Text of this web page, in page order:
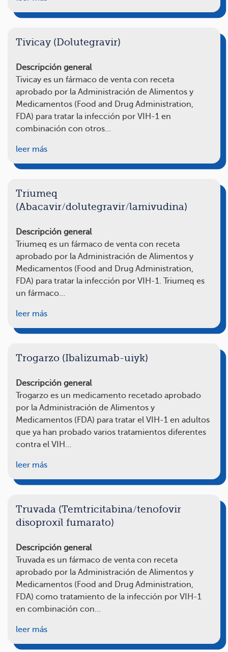
Tivicay (Dolutegravir)
Descripción general
Tivicay es un fármaco de venta con receta
aprobado por la Administración de Alimentos y
Medicamentos (Food and Drug Administration,
FDA) para tratar la infección por VIH-1 en
combinación con otros…
leer más
Triumeq
(Abacavir/dolutegravir/lamivudina)
Descripción general
Triumeq es un fármaco de venta con receta
aprobado por la Administración de Alimentos y
Medicamentos (Food and Drug Administration,
FDA) para tratar la infección por VIH-1. Triumeq es
un fármaco…
leer más
Trogarzo (Ibalizumab-uiyk)
Descripción general
Trogarzo es un medicamento recetado aprobado
por la Administración de Alimentos y
Medicamentos (FDA) para tratar el VIH-1 en adultos
que ya han probado varios tratamientos diferentes
contra el VIH…
leer más
Truvada (Temtricitabina/tenofovir
disoproxil fumarato)
Descripción general
Truvada es un fármaco de venta con receta
aprobado por la Administración de Alimentos y
Medicamentos (Food and Drug Administration,
FDA) como tratamiento de la infección por VIH-1
en combinación con…
leer más